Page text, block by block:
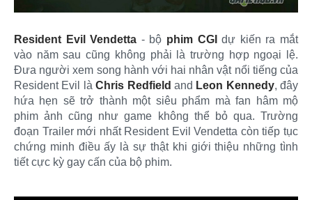
Resident Evil Vendetta - bộ phim CGI dự kiến ra mắt
vào năm sau cũng không phải là trường hợp ngoại lệ.
Đưa người xem song hành với hai nhân vật nổi tiếng của
Resident Evil làChris Redfield and Leon Kennedy, đây
hứa hẹn sẽ trở thành một siêu phẩm mà fan hâm mộ
phim ảnh cũng như game không thể bỏ qua. Trường
đoạn Trailer mới nhất Resident Evil Vendetta còn tiếp tục
chứng minh điều ấy là sự thật khi giới thiệu những tình
tiết cực kỳ gay cấn của bộ phim.​